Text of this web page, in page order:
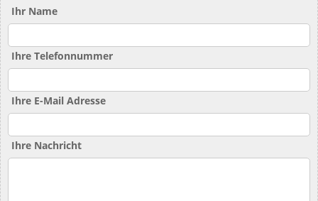
Ihr Name
Ihre Telefonnummer
Ihre E-Mail Adresse
Ihre Nachricht